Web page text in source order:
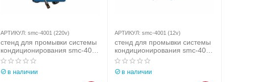
АРТИКУЛ: smc-4001 (220v)
стенд для промывки системы
кондиционирования smc-4001
(220v)
в наличии
АРТИКУЛ: smc-4001 (12v)
стенд для промывки системы
кондиционирования smc-4001
(12v)
в наличии